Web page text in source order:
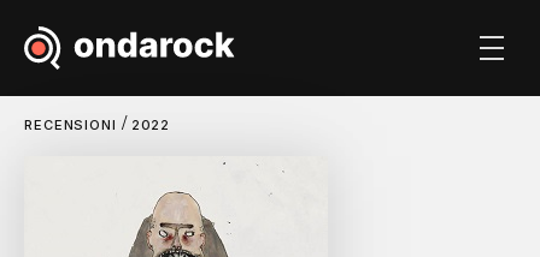
RECENSIONI / 2022